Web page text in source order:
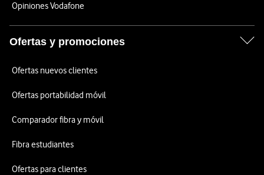
Opiniones Vodafone
Ofertas y promociones
Ofertas nuevos clientes
Ofertas portabilidad móvil
Comparador fibra y móvil
Fibra estudiantes
Ofertas para clientes